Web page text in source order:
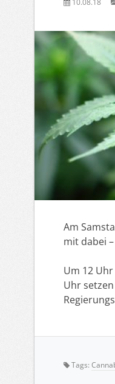
10.08.18
Am
mit dabei
Um 12
Uhr
Tags: